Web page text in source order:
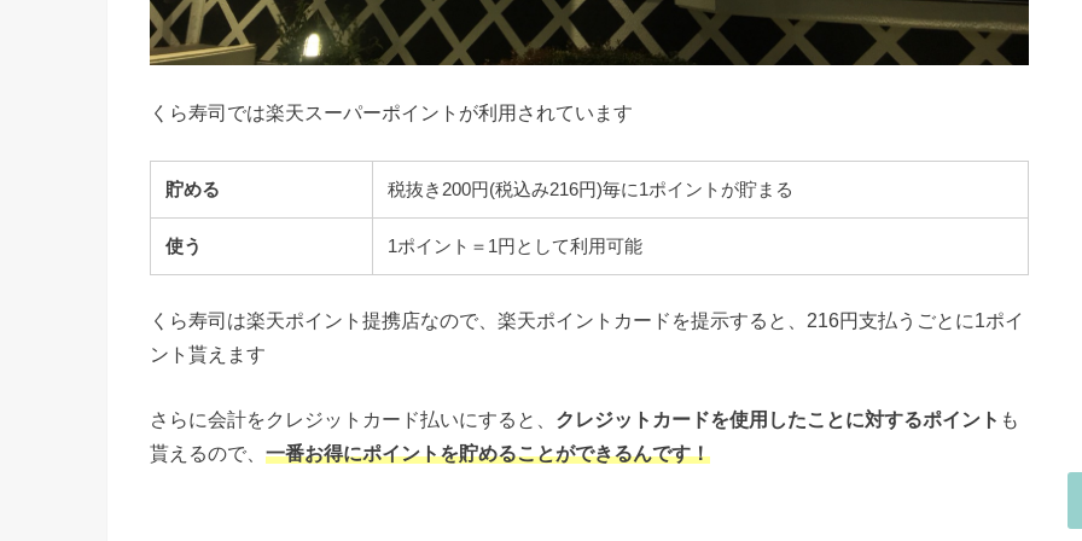
くら寿司では楽天スーパーポイントが利用されています
貯める 税抜き200円(税込み216円)毎に1ポイントが貯まる
使う 1ポイント＝1円として利用可能
くら寿司は楽天ポイント提携店なので、楽天ポイントカードを提示すると、216円支払うごとに1ポイ
ント貰えます
さらに会計をクレジットカード払いにすると、 クレジットカードを使用したことに対するポイント も
貰えるので、 一番お得にポイントを貯めることができるんです！